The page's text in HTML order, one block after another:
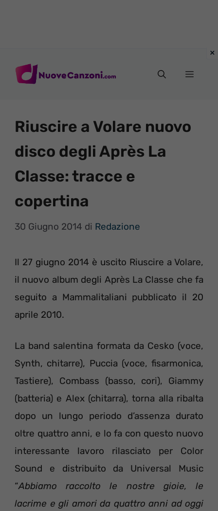
Menu
Riuscire a Volare nuovo
disco degli Après La
Classe: tracce e
copertina
30 Giugno 2014 di Redazione
Il 27 giugno 2014 è uscito Riuscire a Volare,
il nuovo album degli Après La Classe che fa
seguito a Mammalitaliani pubblicato il 20
aprile 2010.
La band salentina formata da Cesko (voce,
Synth, chitarre), Puccia (voce, fisarmonica,
Tastiere), Combass (basso, cori), Giammy
(batteria) e Alex (chitarra), torna alla ribalta
dopo un lungo periodo d’assenza durato
oltre quattro anni, e lo fa con questo nuovo
interessante lavoro rilasciato per Color
Sound e distribuito da Universal Music
“Abbiamo raccolto le nostre gioie, le
lacrime e gli amori da quattro anni ad oggi